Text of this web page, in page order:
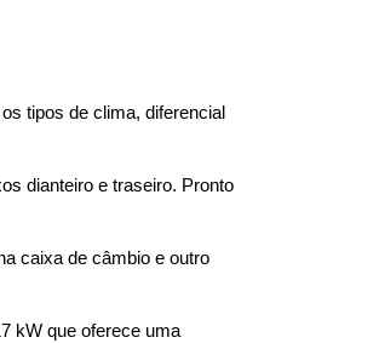
tipos de clima, diferencial
dianteiro e traseiro. Pronto
caixa de câmbio e outro
kW que oferece uma